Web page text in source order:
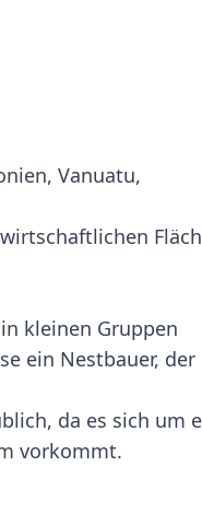
Vanuatu,
kleinen Gruppen
ein Nestbauer, der
da es sich um
vorkommt.